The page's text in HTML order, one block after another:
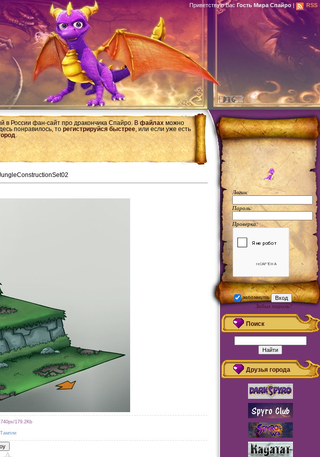
Приветствую Вас Гость Мира Спайро | RSS
в России фан-сайт про дракончика Спайро. В файлахможно
понравилось, торегистрируйся быстрее, или если уже есть
.
179.2Kb
Тампли
Логин:
Пароль:
Проверка:
запомнить
Забыл пароль?
Регистрация
Поиск
Друзья города